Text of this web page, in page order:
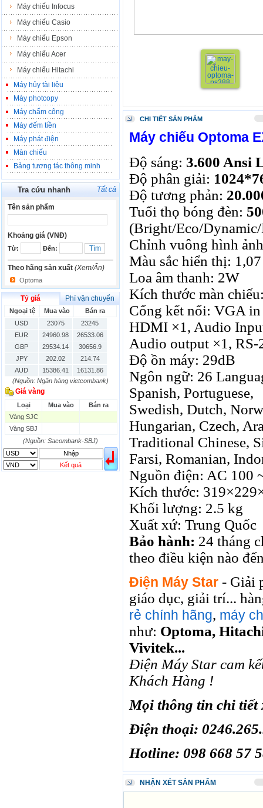
Máy chiếu Infocus
Máy chiếu Casio
Máy chiếu Epson
Máy chiếu Acer
Máy chiếu Hitachi
Máy hủy tài liệu
Máy photcopy
Máy chấm công
Máy đếm tiền
Máy phát điện
Màn chiếu
Bảng tương tác thông minh
Tra cứu nhanh Tất cả
Tên sản phẩm
Khoảng giá (VNĐ)
Từ: Đến:
Theo hãng sản xuất (Xem/Ẩn)
Optoma
Tỷ giá Phí vận chuyển
Ngoại tệ Mua vào
Bán ra
USD
23075
23245
EUR
24960.98
26533.06
GBP
29534.14
30656.9
JPY
202.02
214.74
AUD
15386.41
16131.86
HKD
2906.04
3028.6
SGD
16755.29
THB
666.2
786.99
CAD
CHF
DKK
0
3531.88
INR
KRW
18.01
(Nguồn: Ngân hàng vietcombank)
Giá vàng
Loại Mua vào
Bán ra
Vàng SJC
Vàng SBJ
(Nguồn: Sacombank-SBJ)
Kết quả
CHI TIẾT SẢN PHẨM
Máy chiếu Optoma
Độ sáng: 3.600 Ansi
Độ phân giải:
Độ tương phản:
Tuổi thọ bóng đèn:
(Bright/Eco/
Chỉnh vuông hình
Màu sắc hiển thị:
Loa âm thanh: 2W
Kích thước màn
Cổng kết nối: VGA
HDMI ×1, Audio
Audio output ×1,
Độ ồn máy: 29dB
Ngôn ngữ: 26
Spanish, Portuguese,
Swedish, Dutch,
Hungarian, Czech,
Traditional Chinese,
Farsi, Romanian,
Nguồn điện: AC 100
Kích thước:
Khối lượng: 2.5 kg
Xuất xứ: Trung Quốc
Bảo hành: 24 tháng
theo điều kiện nào
Điện Máy Star - Giải
giáo dục, giải trí...
rẻ chính hãng, máy
như: Optoma,
Vivitek...
Điện Máy Star cam
Khách Hàng !
Mọi thông tin chi tiết
Điện thoại:
Hotline: 098 668 57
NHẬN XÉT SẢN PHẨM